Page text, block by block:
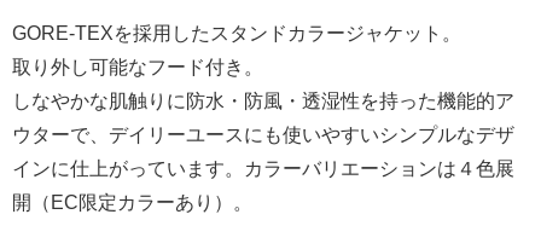
GORE-TEXを採用したスタンドカラージャケット。
取り外し可能なフード付き。
しなやかな肌触りに防水・防風・透湿性を持った機能的ア
ウターで、デイリーユースにも使いやすいシンプルなデザ
インに仕上がっています。カラーバリエーションは４色展
開（EC限定カラーあり）。